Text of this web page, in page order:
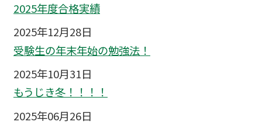
2025年度合格実績
2025年12月28日
受験生の年末年始の勉強法！
2025年10月31日
もうじき冬！！！！
2025年06月26日